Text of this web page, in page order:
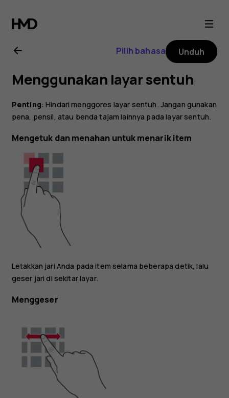
Buku
petunjuk
Nokia
C1
Pilih bahasa Unduh
Menggunakan layar sentuh
Penting: Hindari menggores layar sentuh. Jangan gunakan
pena, pensil, atau benda tajam lainnya pada layar sentuh.
Mengetuk dan menahan untuk menarik item
Letakkan jari Anda pada item selama beberapa detik, lalu
geser jari di sekitar layar.
Menggeser